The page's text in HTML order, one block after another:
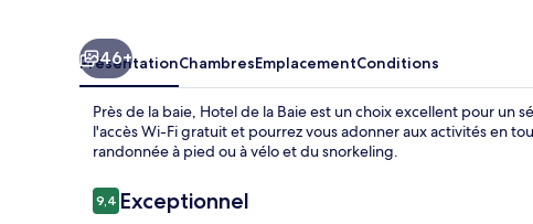
46+
PrésentationChambresEmplacementConditions
Près de la baie, Hotel de la Baie est un choix excellent pour un
l'accès Wi-Fi gratuit et pourrez vous adonner aux activités en
randonnée à pied ou à vélo et du snorkeling.
Avis
voyageurs
9,49,4 sur 10
Exceptionnel